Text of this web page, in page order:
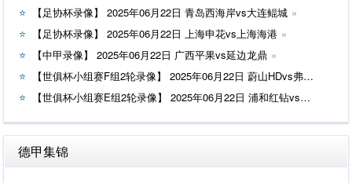
【足协杯录像】 2025年06月22日 青岛西海岸vs大连鲲城
【足协杯录像】 2025年06月22日 上海申花vs上海海港
【中甲录像】 2025年06月22日 广西平果vs延边龙鼎
【世俱杯小组赛F组2轮录像】 2025年06月22日 蔚山HDvs弗鲁米嫩塞
【世俱杯小组赛E组2轮录像】 2025年06月22日 浦和红钻vs国际米兰
德甲集锦